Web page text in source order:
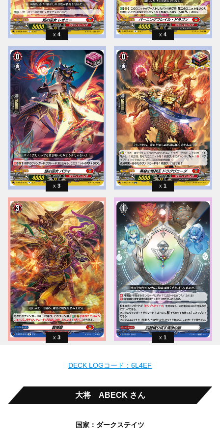
4 4
3 1
3 1
DECK LOGコード：6L4EF
大将 ABECK さん
国家：ダークステイツ